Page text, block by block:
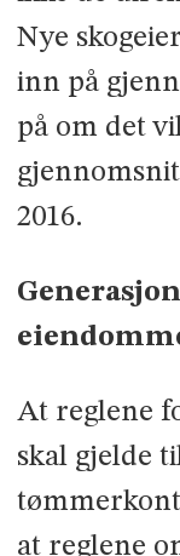
Nye
inn på
på om det
2016.
At reglene
skal gjelde
at reglene